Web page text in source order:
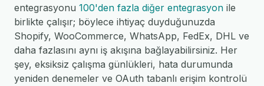
entegrasyonu 100'den fazla diğer entegrasyon ile
birlikte çalışır; böylece ihtiyaç duyduğunuzda
Shopify, WooCommerce, WhatsApp, FedEx, DHL ve
daha fazlasını aynı iş akışına bağlayabilirsiniz. Her
şey, eksiksiz çalışma günlükleri, hata durumunda
yeniden denemeler ve OAuth tabanlı erişim kontrolü